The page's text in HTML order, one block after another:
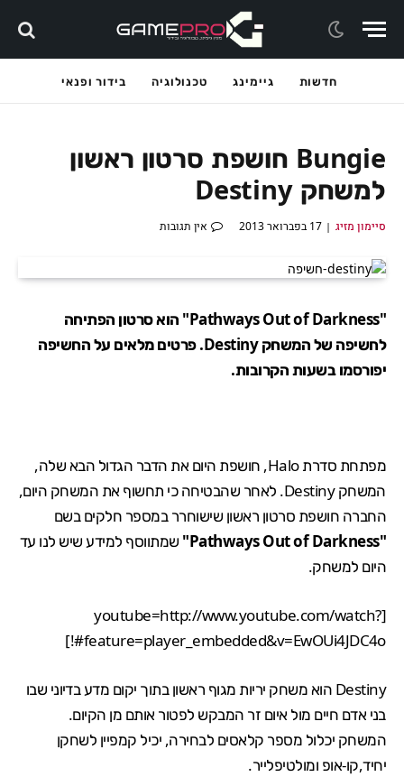
חדשות גיימינג טכנולוגיה בידור ופנאי
Bungie חושפת סרטון ראשון
למשחק Destiny
סיימון מזיג 17 בפברואר 2013 אין תגובות
"Pathways Out of Darkness" הוא סרטון הפתיחה
לחשיפה של המשחק Destiny. פרטים מלאים על החשיפה
יפורסמו בשעות הקרובות.
מפתחת סדרת Halo, חושפת היום את הדבר הגדול הבא שלה,
המשחק Destiny. לאחר ש
הבטיחהכי תחשוף את המשחק היום,
החברה חושפת סרטון ראשון שישוחרר במספר חלקים בשם
"Pathways Out of Darkness"
שמתווסף למידע שיש לנו עד
היום למשחק.
[youtube=http://www.youtube.com/watch?
feature=player_embedded&v=EwOUi4JDC4o#!]
Destiny הוא משחק יריות מגוף ראשון בתוך יקום מדע בדיוני שבו
בני אדם חיים מול איום זר המבקש לפטור אותם מן הקיום.
המשחק יכלול מספר קלאסים לבחירה, יכיל קמפיין לשחקן
יחיד,קו-אופ ומולטיפלייר.